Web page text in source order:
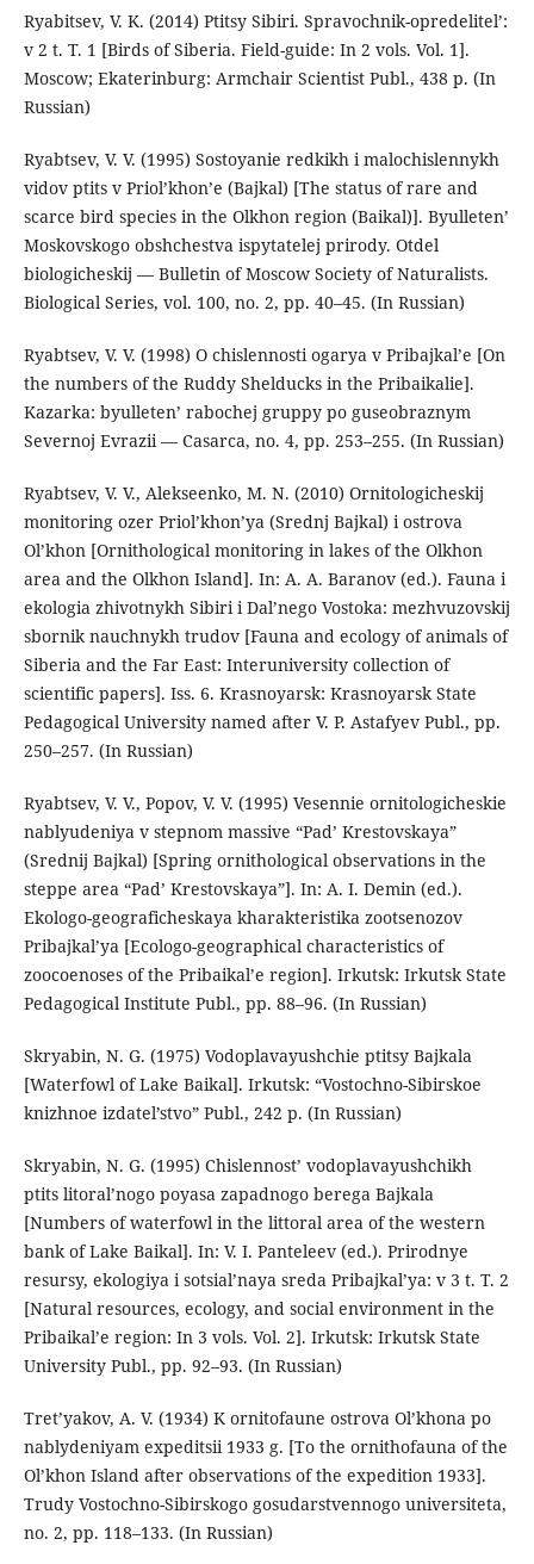
Ryabitsev, V. K. (2014) Ptitsy Sibiri. Spravochnik-opredelitel’:
v 2 t. T. 1 [Birds of Siberia. Field-guide: In 2 vols. Vol. 1].
Moscow; Ekaterinburg: Armchair Scientist Publ., 438 p. (In
Russian)
Ryabtsev, V. V. (1995) Sostoyanie redkikh i malochislennykh
vidov ptits v Priol’khon’e (Bajkal) [The status of rare and
scarce bird species in the Olkhon region (Baikal)]. Byulleten’
Moskovskogo obshchestva ispytatelej prirody. Otdel
biologicheskij — Bulletin of Moscow Society of Naturalists.
Biological Series, vol. 100, no. 2, pp. 40–45. (In Russian)
Ryabtsev, V. V. (1998) O chislennosti ogarya v Pribajkal’e [On
the numbers of the Ruddy Shelducks in the Pribaikalie].
Kazarka: byulleten’ rabochej gruppy po guseobraznym
Severnoj Evrazii — Casarca, no. 4, pp. 253–255. (In Russian)
Ryabtsev, V. V., Alekseenko, M. N. (2010) Ornitologicheskij
monitoring ozer Priol’khon’ya (Srednj Bajkal) i ostrova
Ol’khon [Ornithological monitoring in lakes of the Olkhon
area and the Olkhon Island]. In: A. A. Baranov (ed.). Fauna i
ekologia zhivotnykh Sibiri i Dal’nego Vostoka: mezhvuzovskij
sbornik nauchnykh trudov [Fauna and ecology of animals of
Siberia and the Far East: Interuniversity collection of
scientific papers]. Iss. 6. Krasnoyarsk: Krasnoyarsk State
Pedagogical University named after V. P. Astafyev Publ., pp.
250–257. (In Russian)
Ryabtsev, V. V., Popov, V. V. (1995) Vesennie ornitologicheskie
nablyudeniya v stepnom massive “Pad’ Krestovskaya”
(Srednij Bajkal) [Spring ornithological observations in the
steppe area “Pad’ Krestovskaya”]. In: A. I. Demin (ed.).
Ekologo-geograficheskaya kharakteristika zootsenozov
Pribajkal’ya [Ecologo-geographical characteristics of
zoocoenoses of the Pribaikal’e region]. Irkutsk: Irkutsk State
Pedagogical Institute Publ., pp. 88–96. (In Russian)
Skryabin, N. G. (1975) Vodoplavayushchie ptitsy Bajkala
[Waterfowl of Lake Baikal]. Irkutsk: “Vostochno-Sibirskoe
knizhnoe izdatel’stvo” Publ., 242 p. (In Russian)
Skryabin, N. G. (1995) Chislennost’ vodoplavayushchikh
ptits litoral’nogo poyasa zapadnogo berega Bajkala
[Numbers of waterfowl in the littoral area of the western
bank of Lake Baikal]. In: V. I. Panteleev (ed.). Prirodnye
resursy, ekologiya i sotsial’naya sreda Pribajkal’ya: v 3 t. T. 2
[Natural resources, ecology, and social environment in the
Pribaikal’e region: In 3 vols. Vol. 2]. Irkutsk: Irkutsk State
University Publ., pp. 92–93. (In Russian)
Tret’yakov, A. V. (1934) K ornitofaune ostrova Ol’khona po
nablydeniyam expeditsii 1933 g. [To the ornithofauna of the
Ol’khon Island after observations of the expedition 1933].
Trudy Vostochno-Sibirskogo gosudarstvennogo universiteta,
no. 2, pp. 118–133. (In Russian)